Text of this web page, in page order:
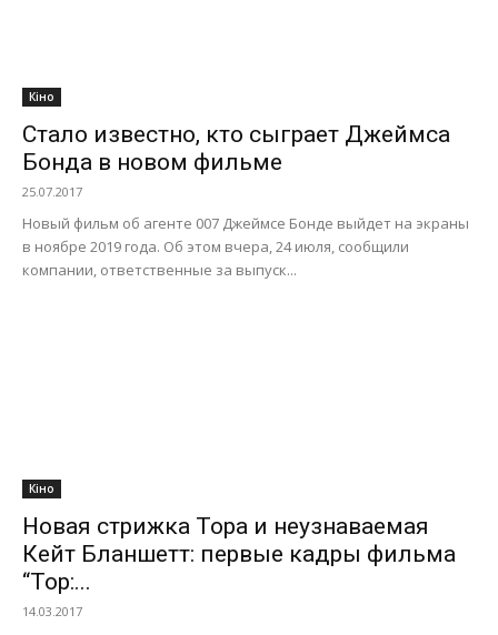
Кіно
Стало известно, кто сыграет Джеймса
Бонда в новом фильме
25.07.2017
Новый фильм об агенте 007 Джеймсе Бонде выйдет на экраны
в ноябре 2019 года. Об этом вчера, 24 июля, сообщили
компании, ответственные за выпуск...
Кіно
Новая стрижка Тора и неузнаваемая
Кейт Бланшетт: первые кадры фильма
“Тор:...
14.03.2017